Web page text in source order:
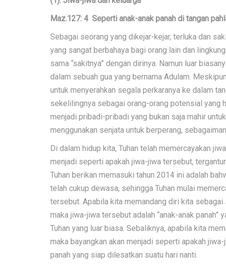
Maz.127: 4 Seperti anak-anak panah di tangan
Sebagai seorang yang dikejar-kejar, terluka dan
yang sangat berbahaya bagi orang lain dan
sama “sakitnya” dengan dirinya. Namun luar
dalam sebuah gua yang bernama Adulam.
untuk menyerahkan segala perkaranya ke dalam
sekelilingnya sebagai orang-orang potensial yang
menjadi pribadi-pribadi yang bukan saja mahir
menggunakan senjata untuk berperang,
Di dalam hidup kita, Tuhan telah memercayakan
menjadi seperti apakah jiwa-jiwa tersebut,
Tuhan berikan memasuki tahun 2014 ini adalah
telah cukup dewasa, sehingga Tuhan mulai
tersebut. Apabila kita memandang diri kita sebagai
maka jiwa-jiwa tersebut adalah “anak-anak
Tuhan yang luar biasa. Sebaliknya, apabila kita
maka bayangkan akan menjadi seperti apakah
panah yang siap dilesatkan suatu hari nanti.